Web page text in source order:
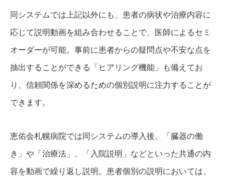
同システムでは上記以外にも、患者の病状や治療内容に
応じて説明動画を組み合わせることで、医師によるセミ
オーダーが可能。事前に患者からの疑問点や不安な点を
抽出することができる「ヒアリング機能」も備えてお
り、信頼関係を深めるための個別説明に注力することが
できます。
恵佑会札幌病院では同システムの導入後、「臓器の働
き」や「治療法」、「入院説明」などといった共通の内
容を動画で繰り返し説明。患者個別の説明においては、